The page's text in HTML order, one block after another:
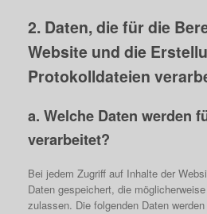
2. Daten, die für die
Website und die
Protokolldateien
a. Welche Daten werden
verarbeitet?
Bei jedem Zugriff auf Inhalte der
Daten gespeichert, die
zulassen. Die folgenden Daten